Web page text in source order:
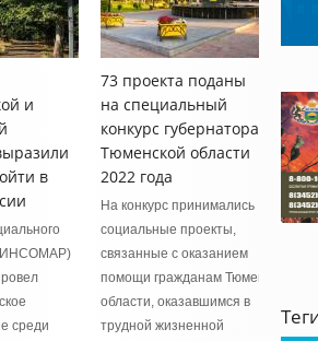
и
в
(ИНСОМАР)
среди
73 проекта поданы
на специальный
конкурс губернатора
Тюменской области
2022 года
На конкурс принимались
социальные проекты,
связанные с оказанием
помощи гражданам Тюменской
области, оказавшимся в
трудной жизненной